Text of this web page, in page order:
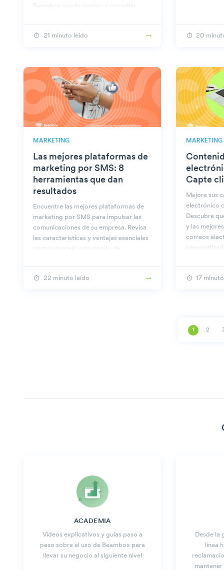
Beambox puede ayudar a recopilar
21 minuto leído 20
MARKETING
Las mejores plataformas de
marketing por SMS: 8
herramientas que dan
resultados
Encuentre las mejores plataformas de
marketing por SMS para impulsar las
comunicaciones de su empresa. Revisa
las características y ventajas esenciales
para conseguir estrategias de
22 minuto leído
MARKETING
Capte
Mejore sus
electrónico
Descubra
y las
correos
17
1 2
ACADEMIA
Vídeos explicativos y guías paso a
paso sobre el uso de Beambox para
llevar su negocio al siguiente nivel
Desde la
línea
mantener